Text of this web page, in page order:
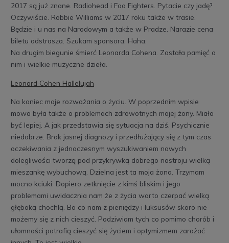
2017 są już znane. Radiohead i Foo Fighters. Pytacie czy jadę?
Oczywiście. Robbie Williams w 2017 roku także w trasie.
Będzie i u nas na Narodowym a także w Pradze. Narazie cena
biletu odstrasza. Szukam sponsora. Haha.
Na drugim biegunie śmierć Leonarda Cohena. Została pamięć o
nim i wielkie muzyczne dzieła.
Leonard Cohen Hallelujah
Na koniec moje rozważania o życiu. W poprzednim wpisie
mowa była także o problemach zdrowotnych mojej żony. Miało
być lepiej. A jak przedstawia się sytuacja na dziś. Psychicznie
niedobrze. Brak jasnej diagnozy i przedłużający się z tym czas
oczekiwania z jednoczesnym wyszukiwaniem nowych
dolegliwości tworzą pod przykrywką dobrego nastroju wielką
mieszankę wybuchową. Dzielna jest ta moja żona. Trzymam
mocno kciuki. Dopiero zetknięcie z kimś bliskim i jego
problemami uwidacznia nam że z życia warto czerpać wielką
głęboką chochlą. Bo co nam z pieniędzy i luksusów skoro nie
możemy się z nich cieszyć. Podziwiam tych co pomimo chorób i
ułomności potrafią cieszyć się życiem i optymizmem zarażać